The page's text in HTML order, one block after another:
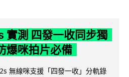
測 四發一收同步獨
爆咪拍片必備
無線咪支援「四發一收」分軌錄